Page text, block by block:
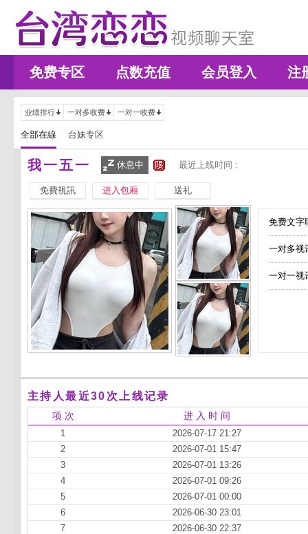
免费专区 点数充值 会员登入 注
业绩排行 一对多收费 一对一收费
全部在線 台妹专区
我一五一 休息中 最近上线时间 :
免費視訊 进入包厢 送礼
免费文
一对多
一对一
主持人最近30次上线记录
项 次 进 入 时 间
1
2026-07-17 21:27
2
2026-07-01 15:47
3
2026-07-01 13:26
4
2026-07-01 09:26
5
2026-07-01 00:00
6
2026-06-30 23:01
7
2026-06-30 22:37